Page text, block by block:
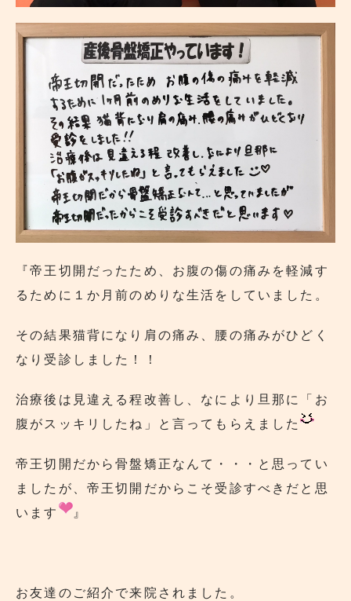
『帝王切開だったため、お腹の傷の痛みを軽減す
るために１か月前のめりな生活をしていました。
その結果猫背になり肩の痛み、腰の痛みがひどく
なり受診しました！！
治療後は見違える程改善し、なにより旦那に「お
腹がスッキリしたね」と言ってもらえました
帝王切開だから骨盤矯正なんて・・・と思ってい
ましたが、帝王切開だからこそ受診すべきだと思
います
』
お友達のご紹介で来院されました。